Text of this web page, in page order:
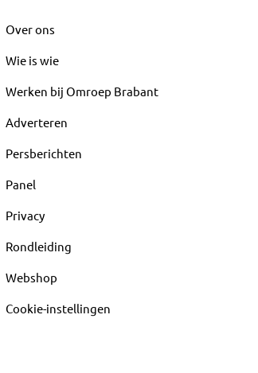
Over ons
Wie is wie
Werken bij Omroep Brabant
Adverteren
Persberichten
Panel
Privacy
Rondleiding
Webshop
Cookie-instellingen